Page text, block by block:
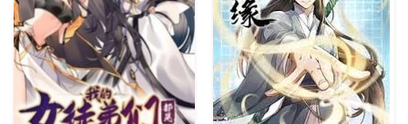
Chapter 35 19/08/2025
Chapter 34 19/08/2025
Chapter 33 19/08/2025